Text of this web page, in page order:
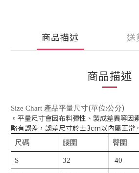
商品描述 送
商品描述
Size Chart 產品平量尺寸(單位:公分)
▫️平量尺寸會因布料彈性、製成差異等因
略有誤差，誤差尺寸於±3cm以內屬正常。
尺碼 腰圍 臀圍
S 32 40